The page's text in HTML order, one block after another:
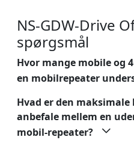
NS-GDW-Drive
spørgsmål
Hvor mange mobile og
en mobilrepeater
Hvad er den
anbefale mellem en
mobil-repeater?